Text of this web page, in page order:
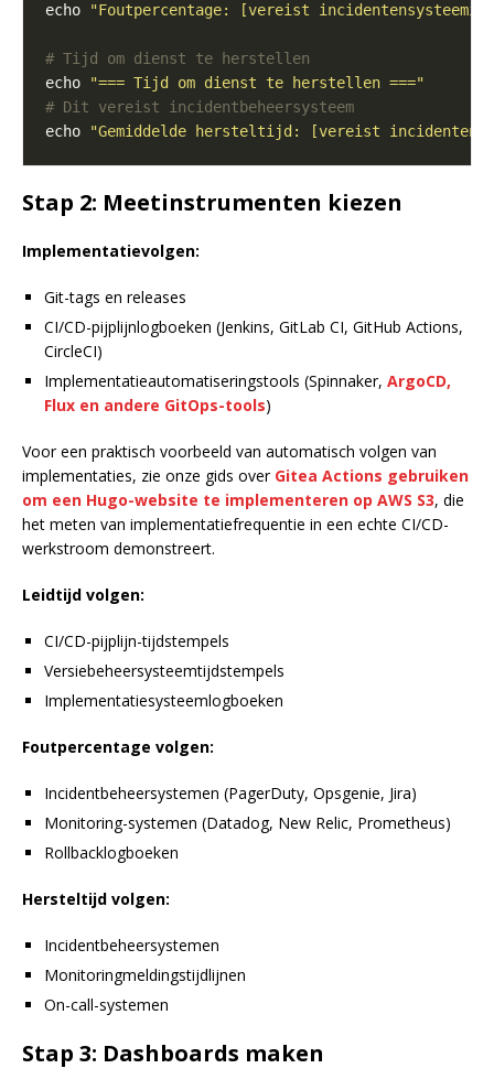
echo
"Foutpercentage: [vereist
# Tijd om dienst te herstellen
echo
"=== Tijd om dienst te herstellen ==="
# Dit vereist incidentbeheersysteem
echo
"Gemiddelde hersteltijd: [vereist
Stap 2: Meetinstrumenten kiezen
Implementatievolgen:
Git-tags en releases
CI/CD-pijplijnlogboeken (Jenkins, GitLab CI, GitHub Actions,
CircleCI)
Implementatieautomatiseringstools (Spinnaker, ArgoCD,
Flux en andere GitOps-tools)
Voor een praktisch voorbeeld van automatisch volgen van
implementaties, zie onze gids over Gitea Actions gebruiken
om een Hugo-website te implementeren op AWS S3, die
het meten van implementatiefrequentie in een echte CI/CD-
werkstroom demonstreert.
Leidtijd volgen:
CI/CD-pijplijn-tijdstempels
Versiebeheersysteemtijdstempels
Implementatiesysteemlogboeken
Foutpercentage volgen:
Incidentbeheersystemen (PagerDuty, Opsgenie, Jira)
Monitoring-systemen (Datadog, New Relic, Prometheus)
Rollbacklogboeken
Hersteltijd volgen:
Incidentbeheersystemen
Monitoringmeldingstijdlijnen
On-call-systemen
Stap 3: Dashboards maken